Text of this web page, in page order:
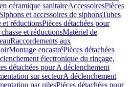
céramique sanitaireAccessoiresPièces
Siphons et accessoires de siphonsTubes
et réductionsPièces détachées pour
et réductionsMatériel de
Raccordements aux
Montage encastréPièces détachées
électronique du rinçage,
détachées pour A déclenchement
sur secteurA déclenchement
par pilesPièces détachées pour